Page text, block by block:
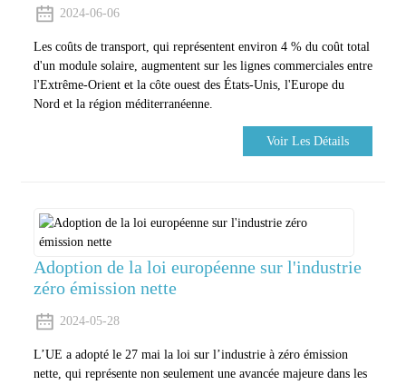
2024-06-06
Les coûts de transport, qui représentent environ 4 % du coût total
d'un module solaire, augmentent sur les lignes commerciales entre
l'Extrême-Orient et la côte ouest des États-Unis, l'Europe du
Nord et la région méditerranéenne.
Voir Les Détails
Adoption de la loi européenne sur l'industrie
zéro émission nette
2024-05-28
L’UE a adopté le 27 mai la loi sur l’industrie à zéro émission
nette, qui représente non seulement une avancée majeure dans les